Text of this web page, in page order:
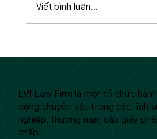
Viết bình luận...
LVI Law Firm là một tổ chức
động chuyên sâu trong các lĩnh
nghiệp, thương mại, cấp giấy
chấp.